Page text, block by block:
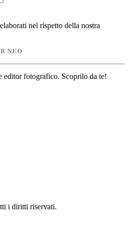
nel rispetto della nostra
NEO
editor fotografico. Scoprilo da te!
i diritti riservati.